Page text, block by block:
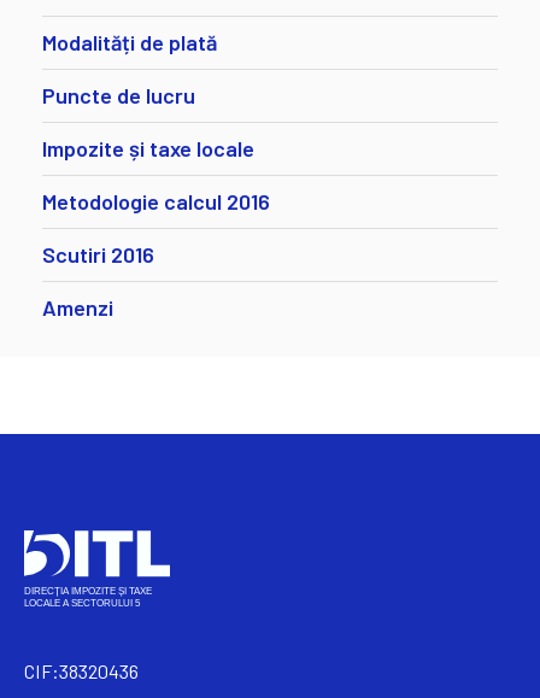
Modalități de plată
Puncte de lucru
Impozite și taxe locale
Metodologie calcul 2016
Scutiri 2016
Amenzi
CIF:38320436